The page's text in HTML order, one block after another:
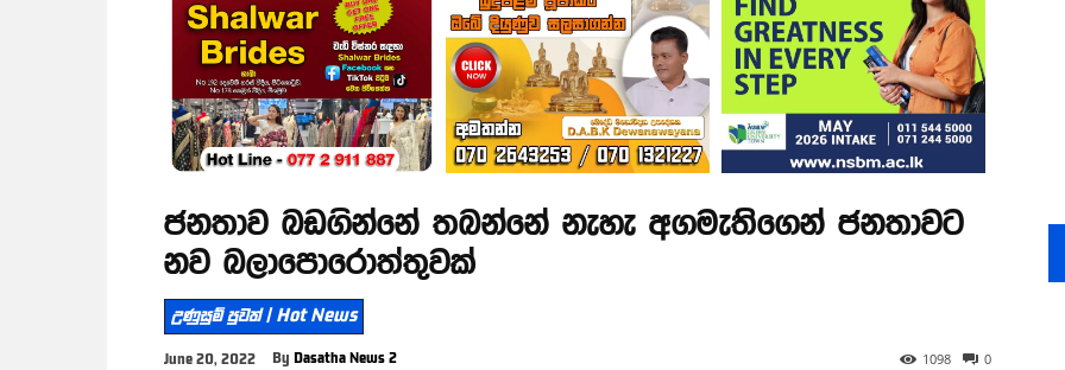
ජනතාව බඩගින්නේ තබන්නේ නැහැ අගමැතිගෙන් ජනතාවට
නව බලාපොරොත්තුවක්
උණුසුම් පුවත් | Hot News
June 20, 2022 By Dasatha News 2 0
1098